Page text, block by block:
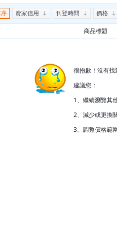
賣家信用 刊登時間 價格
商品標題
很抱歉！沒有
建議您：
1、繼續瀏覽其
2、減少或更換
3、調整價格範